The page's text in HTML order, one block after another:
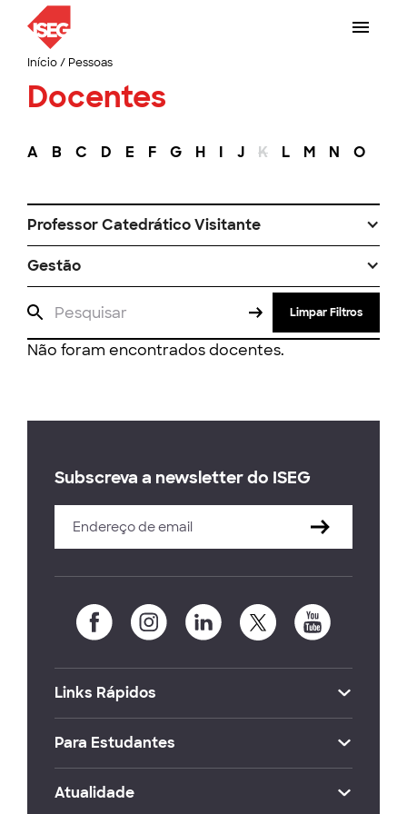
Início/ Pessoas
Docentes
A B C D E F G H I J K L M N O
Professor Catedrático Visitante
Gestão
Limpar Filtros
Não foram encontrados docentes.
Subscreva a newsletter do ISEG
Links Rápidos
Para Estudantes
Atualidade